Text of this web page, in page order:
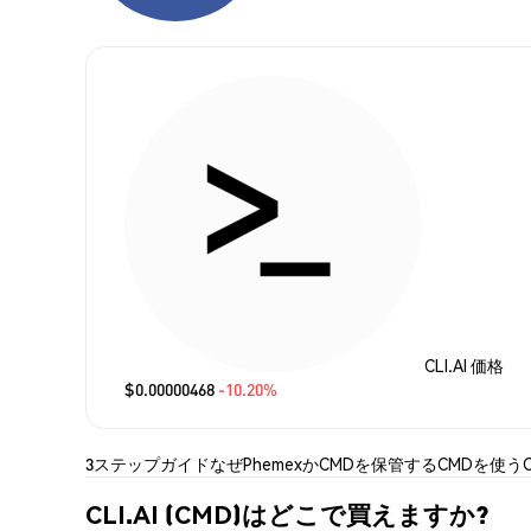
CLI.AI 価格
$0.00000468 -10.20%
3ステップガイドなぜPhemexかCMDを保管するCMDを使う
CLI.AI (CMD)はどこで買えますか?